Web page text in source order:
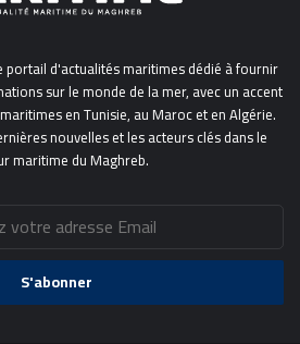
d'actualités maritimes dédié à fournir
sur le monde de la mer, avec un accent
en Tunisie, au Maroc et en Algérie.
nouvelles et les acteurs clés dans le
maritime du Maghreb.